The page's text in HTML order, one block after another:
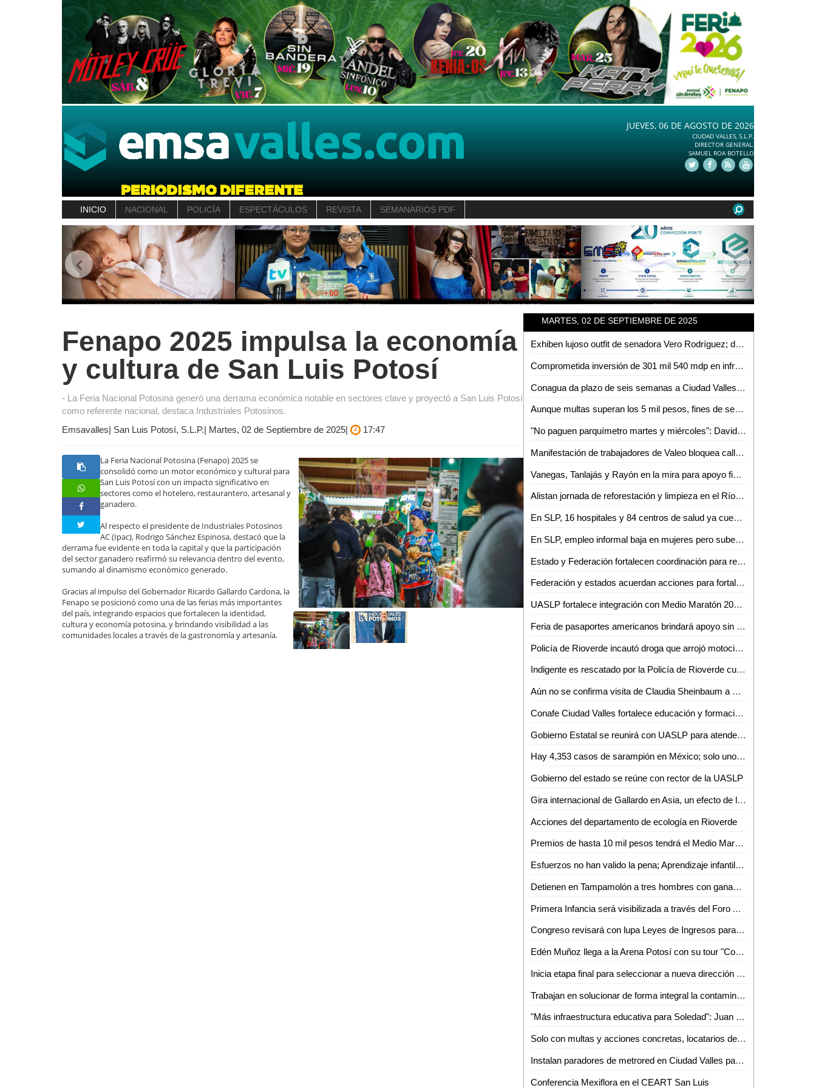
JUEVES, 06 DE AGOSTO DE 2026
CIUDAD VALLES, S.L.P.
DIRECTOR GENERAL.
SAMUEL ROA BOTELLO
INICIO NACIONAL POLICÍA ESPECTÁCULOS REVISTA SEMANARIOS PDF
Fenapo 2025 impulsa la economía
y cultura de San Luis Potosí
- La Feria Nacional Potosina generó una derrama económica notable en sectores clave y proyectó a San Luis Potosí
como referente nacional, destaca Industriales Potosinos.
Emsavalles| San Luis Potosí, S.L.P.| Martes, 02 de Septiembre de 2025|
17:47
La Feria Nacional Potosina (Fenapo) 2025 se
consolidó como un motor económico y cultural para
San Luis Potosí con un impacto significativo en
sectores como el hotelero, restaurantero, artesanal y
ganadero.
Al respecto el presidente de Industriales Potosinos
AC (Ipac), Rodrigo Sánchez Espinosa, destacó que la
derrama fue evidente en toda la capital y que la participación
del sector ganadero reafirmó su relevancia dentro del evento,
sumando al dinamismo económico generado.
Gracias al impulso del Gobernador Ricardo Gallardo Cardona, la
Fenapo se posicionó como una de las ferias más importantes
del país, integrando espacios que fortalecen la identidad,
cultura y economía potosina, y brindando visibilidad a las
comunidades locales a través de la gastronomía y artesanía.
MARTES, 02 DE SEPTIEMBRE DE 2025
Exhiben lujoso outfit de senadora Vero Rodríguez; de comprar en las vías a presumir vestido de 240 mil pesos
Comprometida inversión de 301 mil 540 mdp en infraestructura y transporte: Gobierno de México
Conagua da plazo de seis semanas a Ciudad Valles para frenar descargas ilegales en el río
Aunque multas superan los 5 mil pesos, fines de semana en Valles se llenan de conductores ebrios y drogados
"No paguen parquímetro martes y miércoles": David Medina
Manifestación de trabajadores de Valeo bloquea calles del primer cuadro de la capital potosina
Vanegas, Tanlajás y Rayón en la mira para apoyo financiero de BANOBRAS
Alistan jornada de reforestación y limpieza en el Río Valles
En SLP, 16 hospitales y 84 centros de salud ya cuentan con abasto del programa Rutas de la Salud
En SLP, empleo informal baja en mujeres pero sube en hombres: Inegi
Estado y Federación fortalecen coordinación para recaudación fiscal
Federación y estados acuerdan acciones para fortalecer a las policías y Fiscalías del país
UASLP fortalece integración con Medio Maratón 2025 y da a conocer playera y medalla de su edición 42
Feria de pasaportes americanos brindará apoyo sin límites a connacionales
Policía de Rioverde incautó droga que arrojó motociclista sobre el camino a ejido San Francisco.
Indigente es rescatado por la Policía de Rioverde cuando agonizaba en una zanja.
Aún no se confirma visita de Claudia Sheinbaum a San Luis Potosí por inauguración de universidad
Conafe Ciudad Valles fortalece educación y formación de voluntarios en ocho municipios
Gobierno Estatal se reunirá con UASLP para atender asuntos pendientes
Hay 4,353 casos de sarampión en México; solo uno confirmado en SLP
Gobierno del estado se reúne con rector de la UASLP
Gira internacional de Gallardo en Asia, un efecto de la prudencia de Sheinbaum: César Lara
Acciones del departamento de ecología en Rioverde
Premios de hasta 10 mil pesos tendrá el Medio Maratón de la UASLP en Ciudad Valles
Esfuerzos no han valido la pena; Aprendizaje infantil se encuentra estancado en Ciudad Valles
Detienen en Tampamolón a tres hombres con ganado sin documentos
Primera Infancia será visibilizada a través del Foro AKIL "Infancias, Raíz de Futuro" en Ciudad Valles
Congreso revisará con lupa Leyes de Ingresos para evitar aumentos "descabellados": Dulcelina Sánchez
Edén Muñoz llega a la Arena Potosí con su tour "Como en los viejos tiempos"
Inicia etapa final para seleccionar a nueva dirección de la Orquesta Sinfónica
Trabajan en solucionar de forma integral la contaminación en el río Axtla: Dip. Frinné Azuara Yarzábal
"Más infraestructura educativa para Soledad": Juan Manuel Navarro al arrancar techado escolar
Solo con multas y acciones concretas, locatarios de Ciudad Valles respetan horarios de basura
Instalan paradores de metrored en Ciudad Valles para una movilidad sin límites
Conferencia Mexiflora en el CEART San Luis